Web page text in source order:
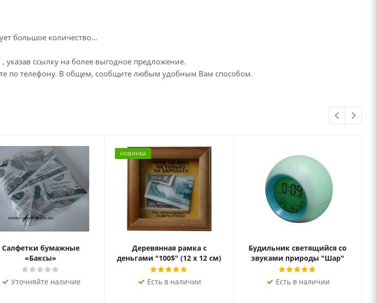
большое количество...
, указав ссылку на более выгодное предложение.
по телефону. В общем, сообщите любым удобным Вам способом.
Салфетки бумажные
«Баксы»
Уточняйте наличие
НОВИНКА
Деревянная рамка с
деньгами "100$" (12 х 12 см)
Есть в наличии
Будильник светящийся со
звуками природы "Шар"
Есть в наличии